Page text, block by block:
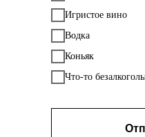
Игристое вино
Водка
Коньяк
Что-то